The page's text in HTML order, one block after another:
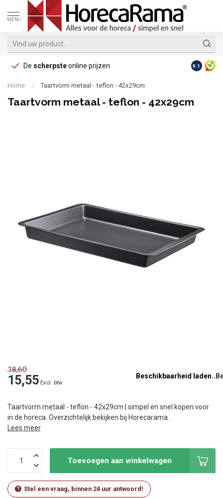
MENU
De scherpsteonline prijzen Op
9.1
Home / Taartvorm metaal - teflon - 42x29cm
Taartvorm metaal - teflon - 42x29cm
18,60
15,55 Excl. btw
Beschikbaarheid laden..
Taartvorm metaal - teflon - 42x29cm | simpel en snel kopen voor
in de horeca. Overzichtelijk bekijken bij Horecarama.
Lees meer.
Toevoegen aan winkelwagen
Stel een vraag, binnen 24 uur antwoord!